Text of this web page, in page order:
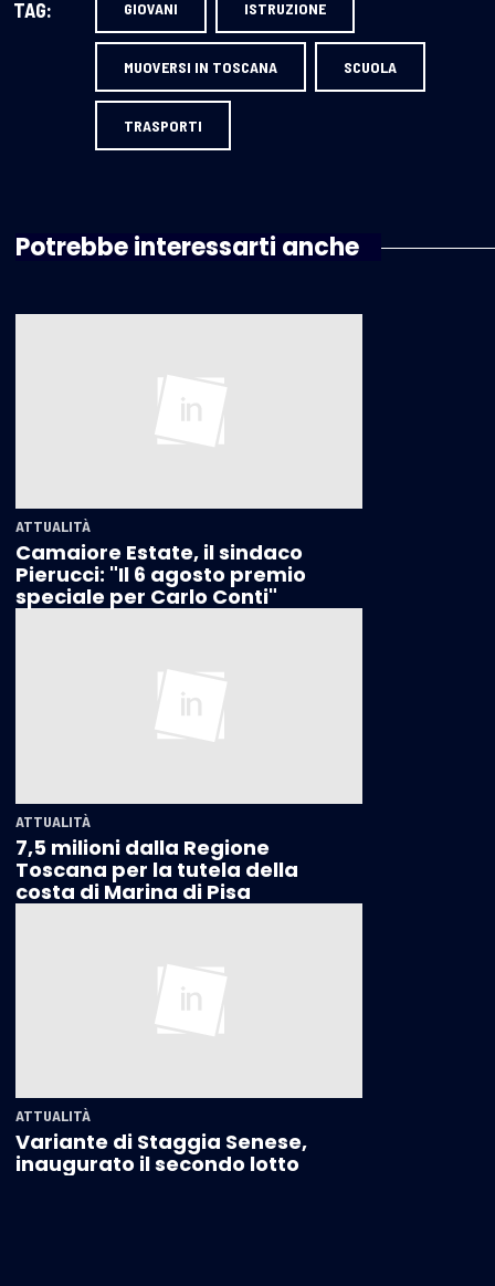
TAG: GIOVANI ISTRUZIONE
MUOVERSI IN TOSCANA SCUOLA
TRASPORTI
Potrebbe interessarti anche
ATTUALITÀ
Camaiore Estate, il sindaco
Pierucci: "Il 6 agosto premio
speciale per Carlo Conti"
ATTUALITÀ
7,5 milioni dalla Regione
Toscana per la tutela della
costa di Marina di Pisa
ATTUALITÀ
Variante di Staggia Senese,
inaugurato il secondo lotto